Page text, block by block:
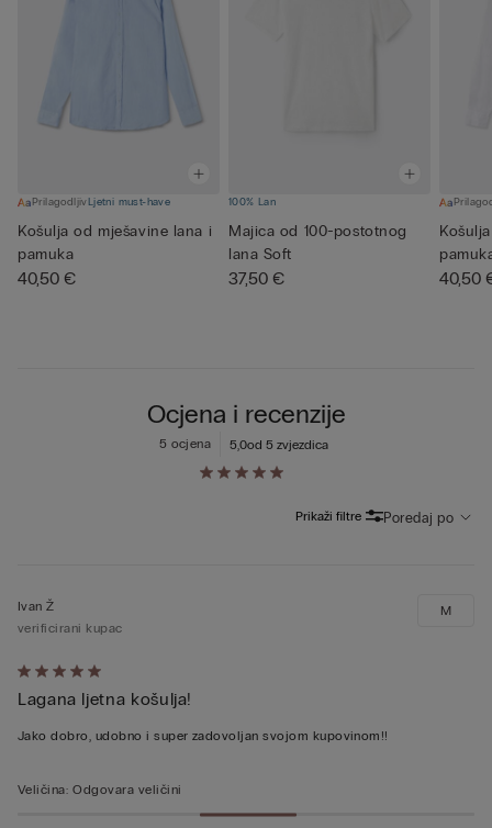
PrilagodljivLjetni must-have
Košulja od mješavine lana i
pamuka
40,50 €
100% Lan
Majica od 100-postotnog
lana Soft
37,50 € 40,50
Ocjena i recenzije
5,0od 5 zvjezdica
5 ocjena
Poredaj po
Prikaži filtre
Dali
ste
ocjenu
od
Ivan Ž
verificirani kupac
Lagana ljetna košulja!
Jako dobro, udobno i super zadovoljan svojom kupovinom!!
M
Veličina: Odgovara veličini